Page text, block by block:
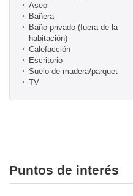
Aseo
Bañera
Baño privado (fuera de la
habitación)
Calefacción
Escritorio
Suelo de madera/parquet
TV
Puntos de interés